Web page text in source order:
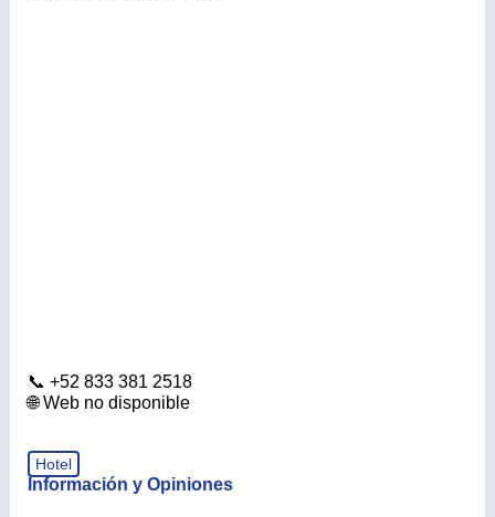
+52 833 381 2518
Web no disponible
Hotel
Información y Opiniones